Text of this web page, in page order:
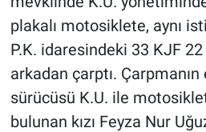
plakalı motosiklete, aynı
P.K. idaresindeki 33 KJF
arkadan çarptı.
sürücüsü K.U. ile
bulunan kızı Feyza Nur